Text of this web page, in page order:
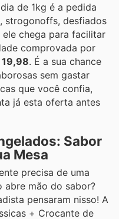
de 1kg é a pedida
strogonoffs, desfiados
chega para facilitar
comprovada por
19,98. É a sua chance
sem gastar
que você confia,
já esta oferta antes
Sabor
Mesa
precisa de uma
abre mão do sabor?
pensaram nisso! A
+ Crocante de